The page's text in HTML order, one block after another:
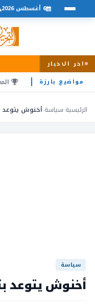
اخر الاخبار
6 أغسطس 2026
مواضيع بارزة
الرئيسية›سياسة›أخنوش يتوعد
سياسة
أخنوش يتوعد